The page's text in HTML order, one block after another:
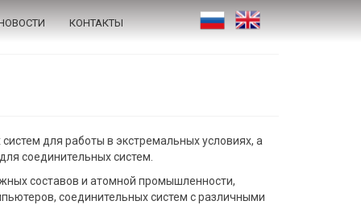
КОНТАКТЫ
для работы в экстремальных условиях, а
соединительных систем.
составов и атомной промышленности,
соединительных систем с различными